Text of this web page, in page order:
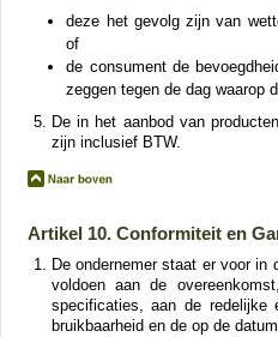
deze het gevolg zijn van
of
de consument de
zeggen tegen de dag waarop
De in het aanbod van
zijn inclusief BTW.
Artikel 10. Conformiteit en
De ondernemer staat er voor in
voldoen aan de
specificaties, aan de redelijke
bruikbaarheid en de op de